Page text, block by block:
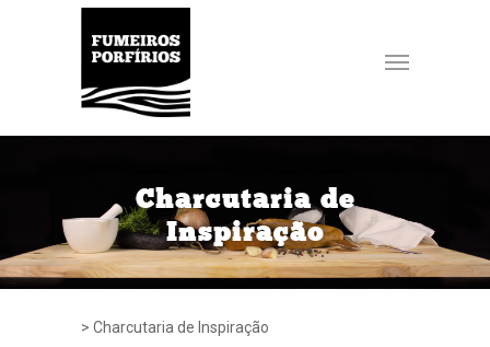
Charcutaria de
Inspiração
> Charcutaria de Inspiração